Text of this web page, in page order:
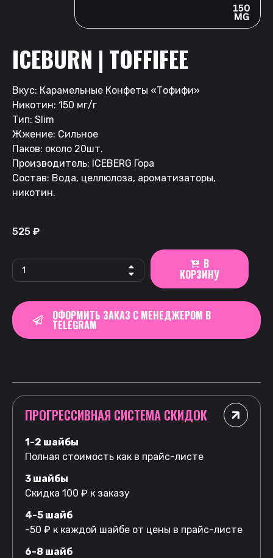
ICEBURN | TOFFIFEE
Вкус: Карамельные Конфеты «Тофифи»
Никотин: 150 мг/г
Тип: Slim
Жжение: Сильное
Паков: около 20шт.
Производитель: ICEBERG Гора
Состав: Вода, целлюлоза, ароматизаторы,
никотин.
525 ₽
В
КОРЗИНУ
ОФОРМИТЬ ЗАКАЗ С МЕНЕДЖЕРОМ В
TELEGRAM
ПРОГРЕССИВНАЯ СИСТЕМА СКИДОК
1-2 шайбы
Полная стоимость как в прайс-листе
3 шайбы
Скидка 100 ₽ к заказу
4-5 шайб
-50 ₽ к каждой шайбе от цены в прайс-листе
6-8 шайб